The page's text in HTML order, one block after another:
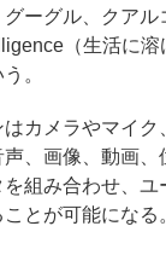
ーグル、クアル
（生活に溶
。
カメラやマイク
、画像、動画、
組み合わせ、ユ
とが可能になる